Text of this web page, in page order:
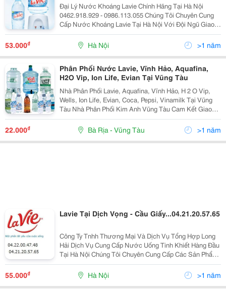
Đại Lý Nước Khoáng Lavie Chính Hãng Tại Hà Nội
0462.918.929 - 0986.113.055 Chúng Tôi Chuyên Cung
Cấp Nước Khoáng Lavie Tại Hà Nội Với Đội Ngũ Giao
Hàng Chuyên Nghiệp Chúng Tôi Xin Cam Kết: - Giao
Hàng Nhanh - Đúng Giá Sản Phẩm - Đảm Bả
53.000₫ Hà Nội >1 năm
Phân Phối Nước Lavie, Vĩnh Hảo, Aquafina,
H2O Vip, Ion Life, Evian Tại Vũng Tàu
Nhà Phân Phối Lavie, Aquafina, Vĩnh Hảo, H 2 O Vip,
Wells, Ion Life, Evian, Coca, Pepsi, Vinamilk Tại Vũng
Tàu Nhà Phân Phối Kim Anh Vũng Tàu Cam Kết Giao
Hàng Tận Nơi, Nhanh Chóng, Phục Vụ Ân Cần Chuyên
Nghiệp Với Giá Tốt Hơn : Metro, Coop Mar
22.000₫ Bà Rịa - Vũng Tàu >1 năm
Lavie Tại Dịch Vọng - Cầu Giấy...04.21.20.57.65
Công Ty Tnhh Thương Mại Và Dịch Vụ Tổng Hợp Long
Hải Dịch Vụ Cung Cấp Nước Uống Tinh Khiết Hàng Đầu
Tại Hà Nội Chúng Tôi Chuyên Cung Cấp Các Sản Phẩm
Về Nước Khoáng , Nước Uống Tinh Khiết Đạt Tiêu
Chuẩn Hàng Việt Nam Chất Lượng Cao ( Iso 9001-2
55.000₫ Hà Nội >1 năm